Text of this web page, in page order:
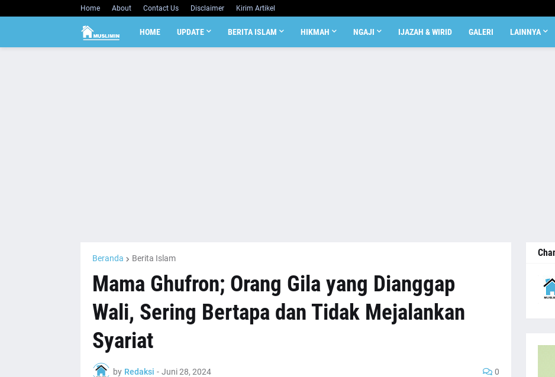
Home About Contact Us Disclaimer Kirim Artikel
HOME UPDATE BERITA ISLAM HIKMAH NGAJI IJAZAH & WIRID GALERI LAINNYA
Beranda Berita Islam
Mama Ghufron; Orang Gila yang Dianggap
Wali, Sering Bertapa dan Tidak Mejalankan
Syariat
by Redaksi - Juni 28, 2024 0